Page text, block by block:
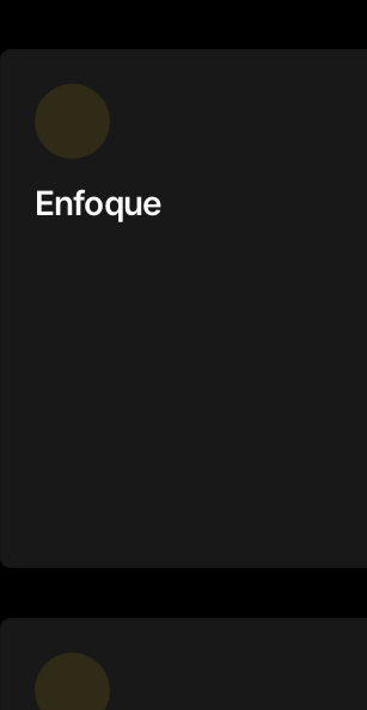
Enfoque